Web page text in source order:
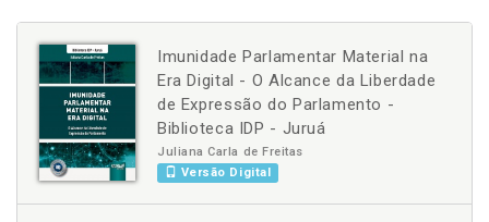
Imunidade Parlamentar Material na
Era Digital - O Alcance da Liberdade
de Expressão do Parlamento -
Biblioteca IDP - Juruá
Juliana Carla de Freitas
Versão Digital